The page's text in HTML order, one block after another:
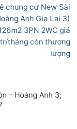
chung cư New Sài
Anh Gia Lai 3)
3PN 2WC giá
tháng còn thương
lượng
– Hoàng Anh 3;